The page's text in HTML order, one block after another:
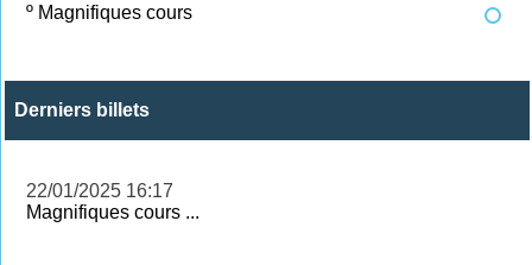
º Magnifiques cours
Derniers billets
22/01/2025 16:17
Magnifiques cours ...